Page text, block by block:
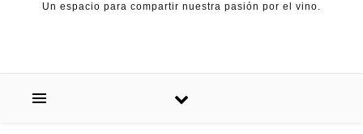
Un espacio para compartir nuestra pasión por el vino.